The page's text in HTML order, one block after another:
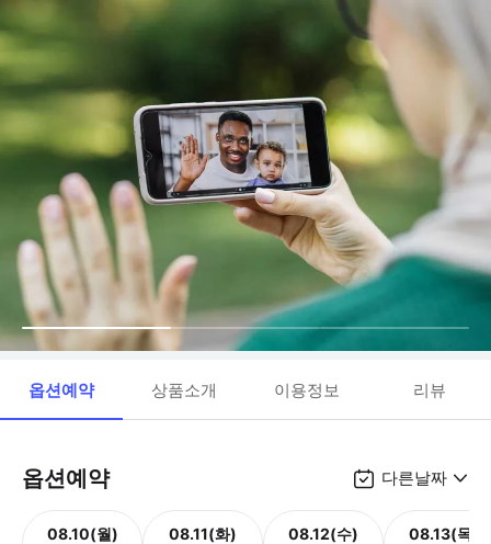
옵션예약 상품소개 이용정보 리뷰
옵션예약 다른날짜
08.10(월) 08.11(화) 08.12(수) 08.13(목)